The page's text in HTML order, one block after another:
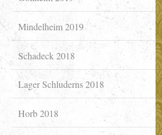
Mindelheim 2019
Schadeck 2018
Lager Schluderns 2018
Horb 2018